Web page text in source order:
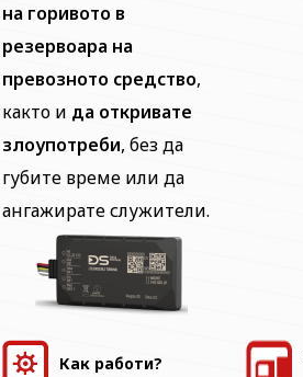
на горивото в
резервоара на
превозното средство,
както и да откривате
злоупотреби, без да
губите време или да
ангажирате служители.
Как работи?